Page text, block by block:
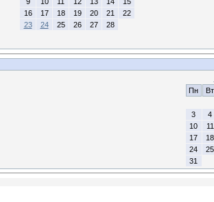
16
17 18 19 20 21
22
23
24 25 26 27 28
Пн
Вт
3
4
10
11
17
18
24
25
31